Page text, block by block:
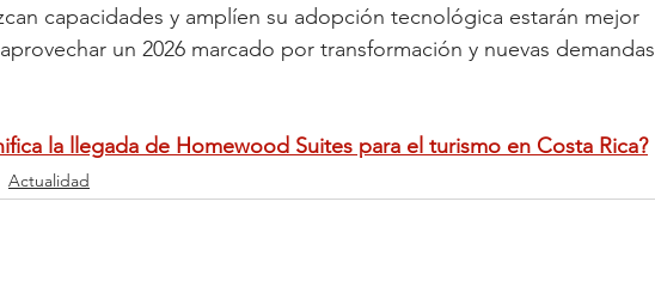
capacidades y amplíen su adopción tecnológica estarán mejor
un 2026 marcado por transformación y nuevas demandas
la llegada de Homewood Suites para el turismo en Costa Rica?
Actualidad